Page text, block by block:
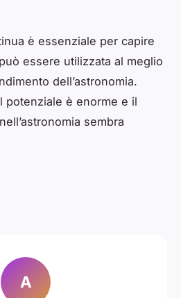
è essenziale per capire
essere utilizzata al meglio
dell’astronomia.
potenziale è enorme e il
sembra
A